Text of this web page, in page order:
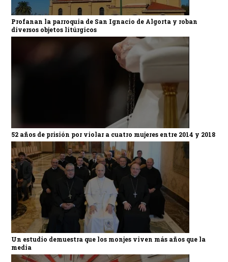
Profanan la parroquia de San Ignacio de Algorta y roban
diversos objetos litúrgicos
52 años de prisión por violar a cuatro mujeres entre 2014 y 2018
Un estudio demuestra que los monjes viven más años que la
media